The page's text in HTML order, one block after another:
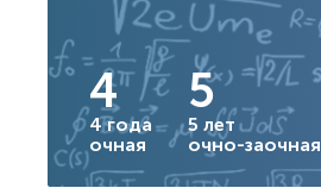
4
4 года
очная
5
5 лет
очно-заочная